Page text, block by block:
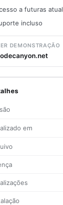
a futuras
incluso
DEMONSTRAÇÃO
em